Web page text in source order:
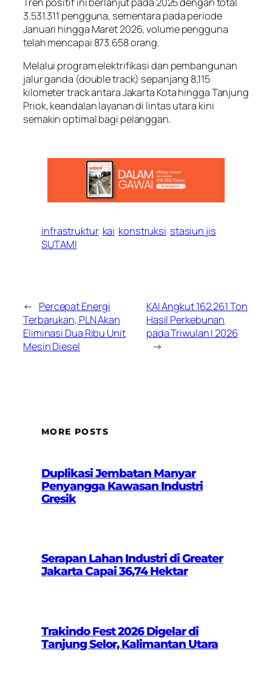
3.531.311 pengguna, sementara pada periode
Januari hingga Maret 2026, volume pengguna
telah mencapai 873.658 orang.
Melalui program elektrifikasi dan pembangunan
jalur ganda (double track) sepanjang 8,115
kilometer track antara Jakarta Kota hingga Tanjung
Priok, keandalan layanan di lintas utara kini
semakin optimal bagi pelanggan.
infrastruktur kai konstruksi stasiun jis
SUTAMI
← Percepat Energi
Terbarukan, PLN Akan
Eliminasi Dua Ribu Unit
Mesin Diesel
KAI Angkut 162.261 Ton
Hasil Perkebunan
pada Triwulan I 2026
→
MORE POSTS
Duplikasi Jembatan Manyar
Penyangga Kawasan Industri
Gresik
Serapan Lahan Industri di Greater
Jakarta Capai 36,74 Hektar
Trakindo Fest 2026 Digelar di
Tanjung Selor, Kalimantan Utara